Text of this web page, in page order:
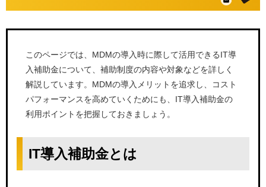
このページでは、MDMの導入時に際して活用できるIT導
入補助金について、補助制度の内容や対象などを詳しく
解説しています。MDMの導入メリットを追求し、コスト
パフォーマンスを高めていくためにも、IT導入補助金の
利用ポイントを把握しておきましょう。
IT導入補助金とは